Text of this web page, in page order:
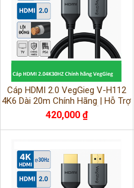
Cáp HDMI 2.0 VegGieg V-H112
4K6 Dài 20m Chính Hãng | Hỗ Trợ
4K@60Hz, Truyền Hình Ảnh Siêu
Nét
420,000 ₫